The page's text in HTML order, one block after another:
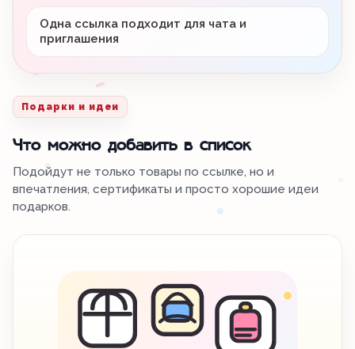
Одна ссылка подходит для чата и
приглашения
Подарки и идеи
Что можно добавить в список
Подойдут не только товары по ссылке, но и
впечатления, сертификаты и просто хорошие идеи
подарков.